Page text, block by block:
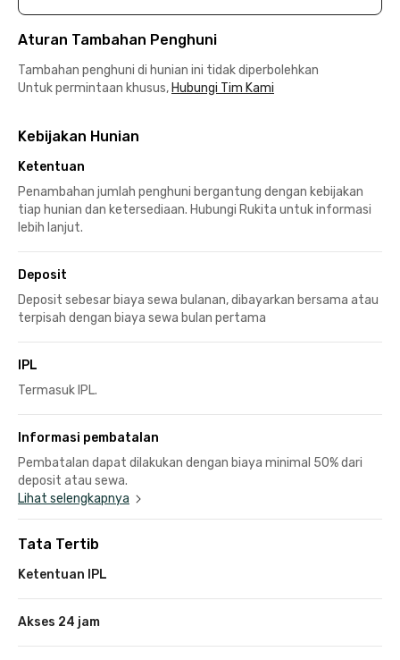
Aturan Tambahan Penghuni
Tambahan penghuni di hunian ini tidak diperbolehkan
Untuk permintaan khusus, Hubungi Tim Kami
Kebijakan Hunian
Ketentuan
Penambahan jumlah penghuni bergantung dengan kebijakan
tiap hunian dan ketersediaan. Hubungi Rukita untuk informasi
lebih lanjut.
Deposit
Deposit sebesar biaya sewa bulanan, dibayarkan bersama atau
terpisah dengan biaya sewa bulan pertama
IPL
Termasuk IPL.
Informasi pembatalan
Pembatalan dapat dilakukan dengan biaya minimal 50% dari
deposit atau sewa.
Lihat selengkapnya
Tata Tertib
Ketentuan IPL
Akses 24 jam